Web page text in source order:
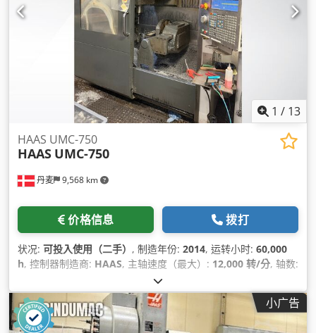
1 / 13
丹麦 9,568 km
HAAS UMC-750
HAAS UMC-750
价格信息 拨打
状况: 可投入使用（二手） , 制造年份: 2014, 运转小时: 60,000
h, 控制器制造商: HAAS, 主轴速度（最大）: 12,000 转/分, 轴数:
小广告